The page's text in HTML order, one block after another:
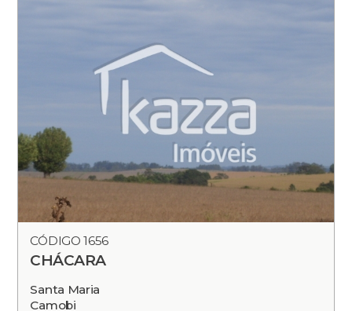
CÓDIGO 1656
CHÁCARA
Santa Maria
Camobi